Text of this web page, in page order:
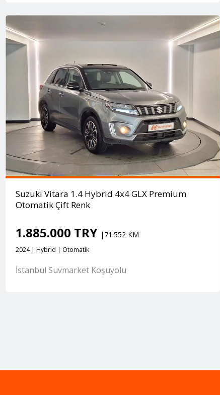
Suzuki Vitara 1.4 Hybrid 4x4 GLX Premium
Otomatik Çift Renk
1.885.000 TRY |71.552 KM
2024 | Hybrid | Otomatik
İstanbul Suvmarket Koşuyolu